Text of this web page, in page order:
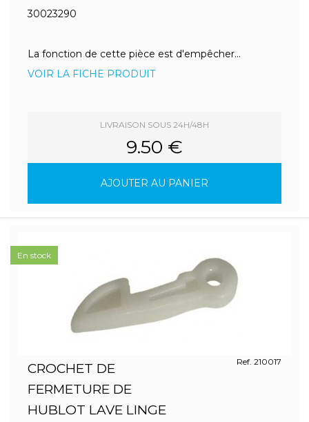
30023290
La fonction de cette pièce est d'empêcher...
VOIR LA FICHE PRODUIT
LIVRAISON SOUS 24H/48H
9.50 €
AJOUTER AU PANIER
CROCHET DE
FERMETURE DE
HUBLOT LAVE LINGE
Ref. 210017
En stock